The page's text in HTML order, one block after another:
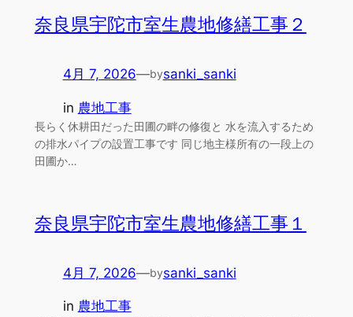
奈良県宇陀市室生農地修繕工事２
4月 7, 2026—bysanki_sanki
in 農地工事
長らく休耕田だった田圃の畔の修復と 水を流入するため
の排水パイプの設置工事です 同じ地主様所有の一段上の
田圃か…
奈良県宇陀市室生農地修繕工事１
4月 7, 2026—bysanki_sanki
in 農地工事